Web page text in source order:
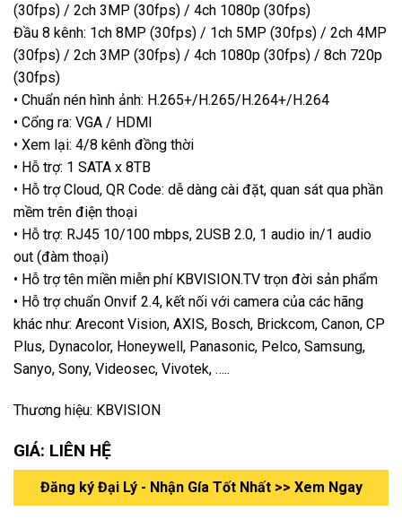
(30fps) / 2ch 3MP (30fps) / 4ch 1080p (30fps)
Đầu 8 kênh: 1ch 8MP (30fps) / 1ch 5MP (30fps) / 2ch 4MP
(30fps) / 2ch 3MP (30fps) / 4ch 1080p (30fps) / 8ch 720p
(30fps)
• Chuẩn nén hình ảnh: H.265+/H.265/H.264+/H.264
• Cổng ra: VGA / HDMI
• Xem lại: 4/8 kênh đồng thời
• Hỗ trợ: 1 SATA x 8TB
• Hỗ trợ Cloud, QR Code: dễ dàng cài đặt, quan sát qua phần
mềm trên điện thoại
• Hỗ trợ: RJ45 10/100 mbps, 2USB 2.0, 1 audio in/1 audio
out (đàm thoại)
• Hỗ trợ tên miền miễn phí KBVISION.TV trọn đời sản phẩm
• Hỗ trợ chuẩn Onvif 2.4, kết nối với camera của các hãng
khác như: Arecont Vision, AXIS, Bosch, Brickcom, Canon, CP
Plus, Dynacolor, Honeywell, Panasonic, Pelco, Samsung,
Sanyo, Sony, Videosec, Vivotek, …..
Thương hiệu: KBVISION
GIÁ: LIÊN HỆ
Đăng ký Đại Lý - Nhận Gía Tốt Nhất >> Xem Ngay